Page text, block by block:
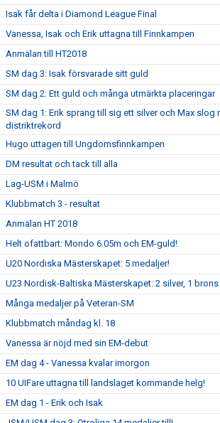
Isak får delta i Diamond League Final
Vanessa, Isak och Erik uttagna till Finnkampen
Anmälan till HT2018
SM dag 3: Isak försvarade sitt guld
SM dag 2: Ett guld och många utmärkta placeringar
SM dag 1: Erik sprang till sig ett silver och Max slog
distriktrekord
Hugo uttagen till Ungdomsfinnkampen
DM resultat och tack till alla
Lag-USM i Malmö
Klubbmatch 3 - resultat
Anmälan HT 2018
Helt ofattbart: Mondo 6.05m och EM-guld!
U20 Nordiska Mästerskapet: 5 medaljer!
U23 Nordisk-Baltiska Mästerskapet: 2 silver, 1 brons
Många medaljer på Veteran-SM
Klubbmatch måndag kl. 18
Vanessa är nöjd med sin EM-debut
EM dag 4 - Vanessa kvalar imorgon
10 UIFare uttagna till landslaget kommande helg!
EM dag 1 - Erik och Isak